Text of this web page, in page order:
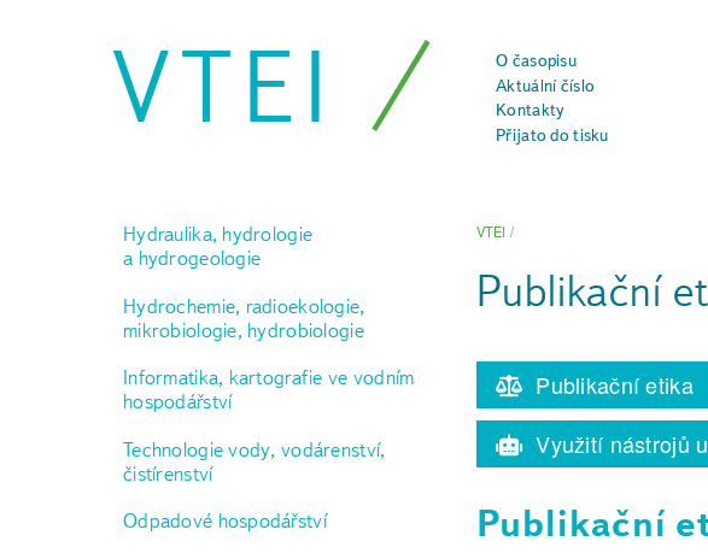
VTEI O časopisu
Aktuální číslo
Kontakty
Přijato do tisku
Hydraulika, hydrologie
a hydrogeologie
Hydrochemie, radioekologie,
mikrobiologie, hydrobiologie
Informatika, kartografie ve vodním
hospodářství
Technologie vody, vodárenství,
čistírenství
Odpadové hospodářství
VTEI /
Publikační
Publikační etika
Využití nástrojů
Publikační